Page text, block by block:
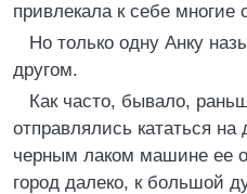
привлекала к себе многие
Но только одну Анку
другом.
Как часто, бывало,
отправлялись кататься
черным лаком машине ее
город далеко, к большой